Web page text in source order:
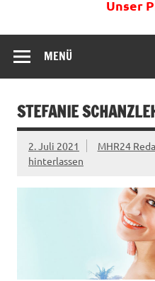
Unser
MENÜ
STEFANIE
2. Juli 2021 MHR24
hinterlassen